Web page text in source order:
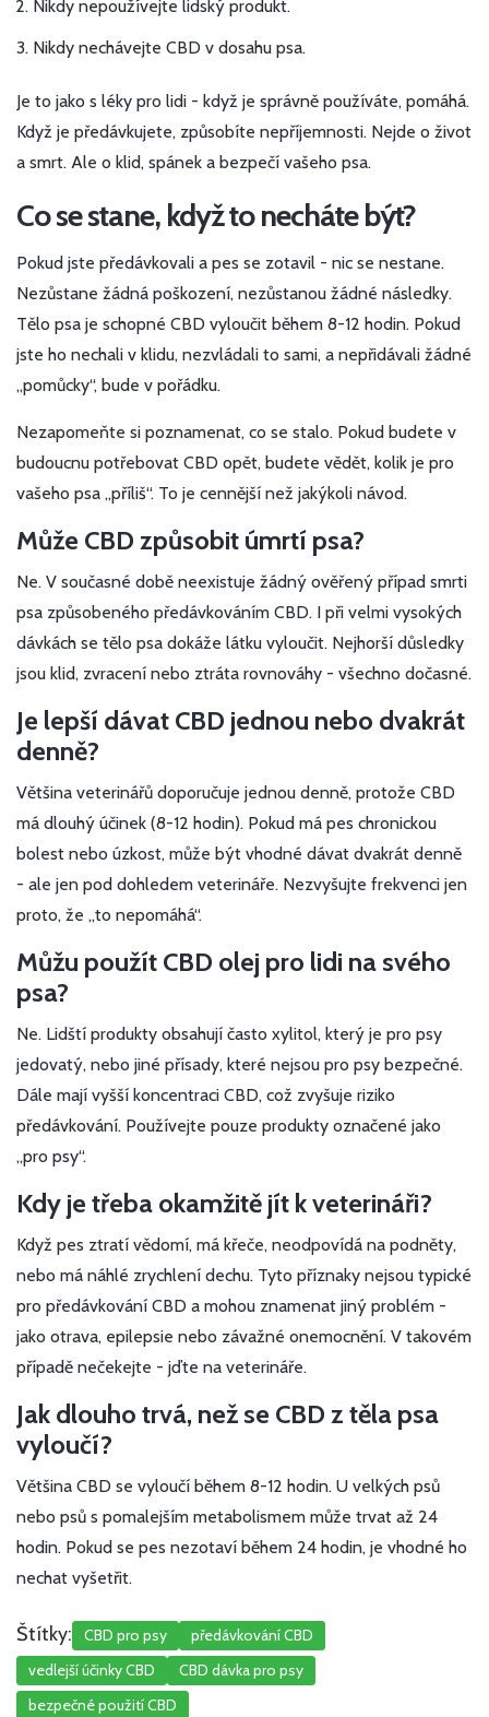
Nikdy nepoužívejte lidský produkt.
Nikdy nechávejte CBD v dosahu psa.
Je to jako s léky pro lidi - když je správně používáte, pomáhá.
Když je předávkujete, způsobíte nepříjemnosti. Nejde o život
a smrt. Ale o klid, spánek a bezpečí vašeho psa.
Co se stane, když to necháte být?
Pokud jste předávkovali a pes se zotavil - nic se nestane.
Nezůstane žádná poškození, nezůstanou žádné následky.
Tělo psa je schopné CBD vyloučit během 8-12 hodin. Pokud
jste ho nechali v klidu, nezvládali to sami, a nepřidávali žádné
„pomůcky“, bude v pořádku.
Nezapomeňte si poznamenat, co se stalo. Pokud budete v
budoucnu potřebovat CBD opět, budete vědět, kolik je pro
vašeho psa „příliš“. To je cennější než jakýkoli návod.
Může CBD způsobit úmrtí psa?
Ne. V současné době neexistuje žádný ověřený případ smrti
psa způsobeného předávkováním CBD. I při velmi vysokých
dávkách se tělo psa dokáže látku vyloučit. Nejhorší důsledky
jsou klid, zvracení nebo ztráta rovnováhy - všechno dočasné.
Je lepší dávat CBD jednou nebo dvakrát
denně?
Většina veterinářů doporučuje jednou denně, protože CBD
má dlouhý účinek (8-12 hodin). Pokud má pes chronickou
bolest nebo úzkost, může být vhodné dávat dvakrát denně
- ale jen pod dohledem veterináře. Nezvyšujte frekvenci jen
proto, že „to nepomáhá“.
Můžu použít CBD olej pro lidi na svého
psa?
Ne. Lidští produkty obsahují často xylitol, který je pro psy
jedovatý, nebo jiné přísady, které nejsou pro psy bezpečné.
Dále mají vyšší koncentraci CBD, což zvyšuje riziko
předávkování. Používejte pouze produkty označené jako
„pro psy“.
Kdy je třeba okamžitě jít k veterináři?
Když pes ztratí vědomí, má křeče, neodpovídá na podněty,
nebo má náhlé zrychlení dechu. Tyto příznaky nejsou typické
pro předávkování CBD a mohou znamenat jiný problém -
jako otrava, epilepsie nebo závažné onemocnění. V takovém
případě nečekejte - jďte na veterináře.
Jak dlouho trvá, než se CBD z těla psa
vyloučí?
Většina CBD se vyloučí během 8-12 hodin. U velkých psů
nebo psů s pomalejším metabolismem může trvat až 24
hodin. Pokud se pes nezotaví během 24 hodin, je vhodné ho
nechat vyšetřit.
Štítky: CBD pro psy
předávkování CBD
vedlejší účinky CBD
CBD dávka pro psy
bezpečné použití CBD